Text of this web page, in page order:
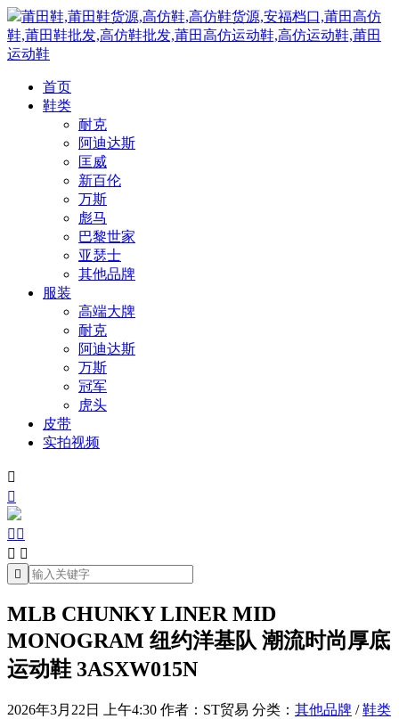
莆田鞋,莆田鞋货源,高仿鞋,高仿鞋货源,安福档口,莆田高仿
鞋,莆田鞋批发,高仿鞋批发,莆田高仿运动鞋,高仿运动鞋,莆田
运动鞋
首页
鞋类
耐克
阿迪达斯
匡威
新百伦
万斯
彪马
巴黎世家
亚瑟士
其他品牌
服装
高端大牌
耐克
阿迪达斯
万斯
冠军
虎头
皮带
实拍视频


 
 

MLB CHUNKY LINER MID
MONOGRAM 纽约洋基队 潮流时尚厚底
运动鞋 3ASXW015N
2026年3月22日 上午4:30 作者：ST贸易 分类： 其他品牌 /鞋类